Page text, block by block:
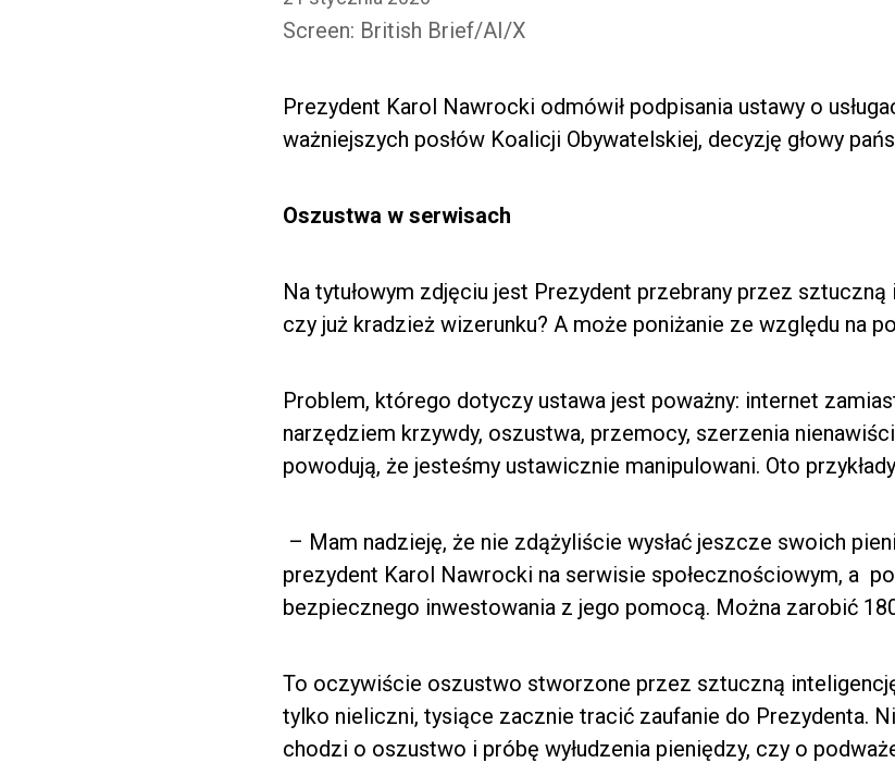
Screen: British Brief/AI/X
Prezydent Karol Nawrocki odmówił podpisania ustawy o
ważniejszych posłów Koalicji Obywatelskiej, decyzję głowy
Oszustwa w serwisach
Na tytułowym zdjęciu jest Prezydent przebrany przez
czy już kradzież wizerunku? A może poniżanie ze względu na
Problem, którego dotyczy ustawa jest poważny: internet
narzędziem krzywdy, oszustwa, przemocy, szerzenia
powodują, że jesteśmy ustawicznie manipulowani. Oto
– Mam nadzieję, że nie zdążyliście wysłać jeszcze swoich
prezydent Karol Nawrocki na serwisie społecznościowym, a
bezpiecznego inwestowania z jego pomocą. Można zarobić
To oczywiście oszustwo stworzone przez sztuczną
tylko nieliczni, tysiące zacznie tracić zaufanie do Prezydenta.
chodzi o oszustwo i próbę wyłudzenia pieniędzy, czy o